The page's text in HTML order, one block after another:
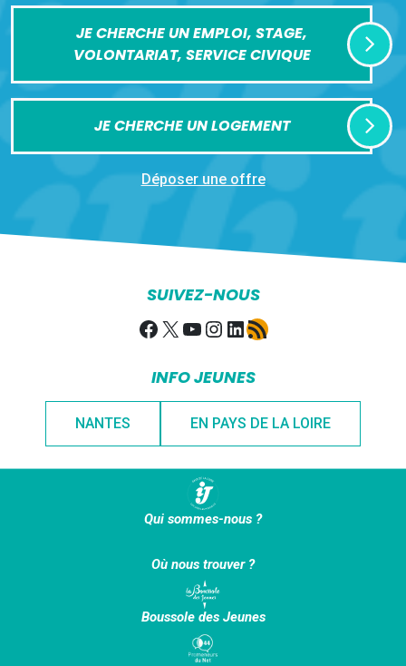
JE CHERCHE UN EMPLOI, STAGE,
VOLONTARIAT, SERVICE CIVIQUE
JE CHERCHE UN LOGEMENT
Déposer une offre
SUIVEZ-NOUS
Facebook
X YouTube
Instagram
LinkedIn
Flux RSS
INFO JEUNES
NANTES EN PAYS DE LA LOIRE
Qui sommes-nous ?
Où nous trouver ?
Boussole des Jeunes